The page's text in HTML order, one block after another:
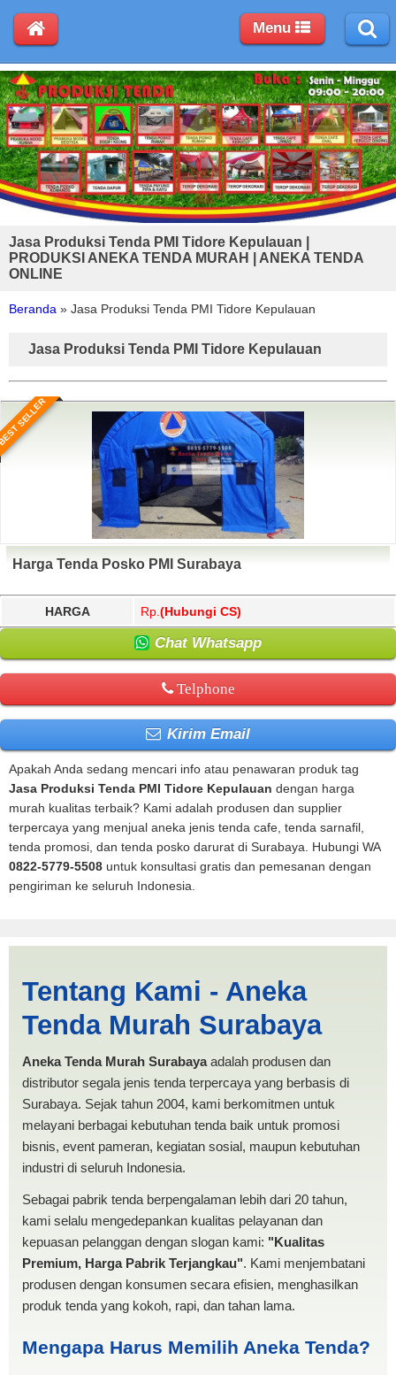
Jasa Produksi Tenda PMI Tidore Kepulauan |
PRODUKSI ANEKA TENDA MURAH | ANEKA TENDA
ONLINE
Beranda » Jasa Produksi Tenda PMI Tidore Kepulauan
Jasa Produksi Tenda PMI Tidore Kepulauan
SELLER
Harga Tenda Posko PMI Surabaya
HARGA Rp. (Hubungi CS)
Chat Whatsapp
Telphone
Kirim Email
Apakah Anda sedang mencari info atau penawaran produk tag
Jasa Produksi Tenda PMI Tidore Kepulauan dengan harga
murah kualitas terbaik? Kami adalah produsen dan supplier
terpercaya yang menjual aneka jenis tenda cafe, tenda sarnafil,
tenda promosi, dan tenda posko darurat di Surabaya. Hubungi WA
0822-5779-5508 untuk konsultasi gratis dan pemesanan dengan
pengiriman ke seluruh Indonesia.
Tidore Kepulauan |
PRODUKSI ANEKA TENDA
MURAH
Tentang Kami - Aneka
Tenda Murah Surabaya
Aneka Tenda Murah Surabayaadalah produsen dan
distributor segala jenis tenda terpercaya yang berbasis di
Surabaya. Sejak tahun 2004, kami berkomitmen untuk
melayani berbagai kebutuhan tenda baik untuk promosi
bisnis, event pameran, kegiatan sosial, maupun kebutuhan
industri di seluruh Indonesia.
Sebagai pabrik tenda berpengalaman lebih dari 20 tahun,
kami selalu mengedepankan kualitas pelayanan dan
kepuasan pelanggan dengan slogan kami: "Kualitas
Premium, Harga Pabrik Terjangkau". Kami menjembatani
produsen dengan konsumen secara efisien, menghasilkan
produk tenda yang kokoh, rapi, dan tahan lama.
Mengapa Harus Memilih Aneka Tenda?
Menu